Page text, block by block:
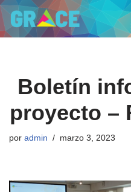
Saltar
Boletín
proyecto –
por admin marzo 3, 2023